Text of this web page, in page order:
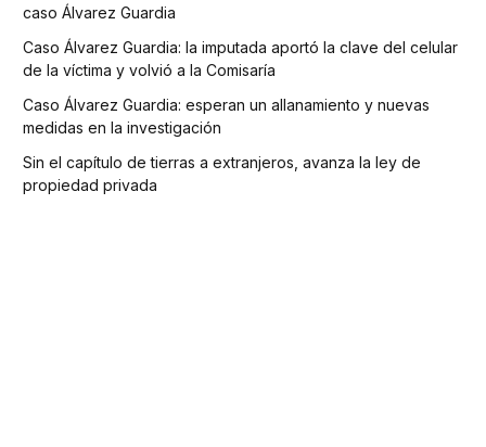
caso Álvarez Guardia
Caso Álvarez Guardia: la imputada aportó la clave del celular
de la víctima y volvió a la Comisaría
Caso Álvarez Guardia: esperan un allanamiento y nuevas
medidas en la investigación
Sin el capítulo de tierras a extranjeros, avanza la ley de
propiedad privada